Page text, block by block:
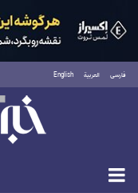
فارسی العربية English
جمعه ۱۶ مرداد ۱۴۰۵